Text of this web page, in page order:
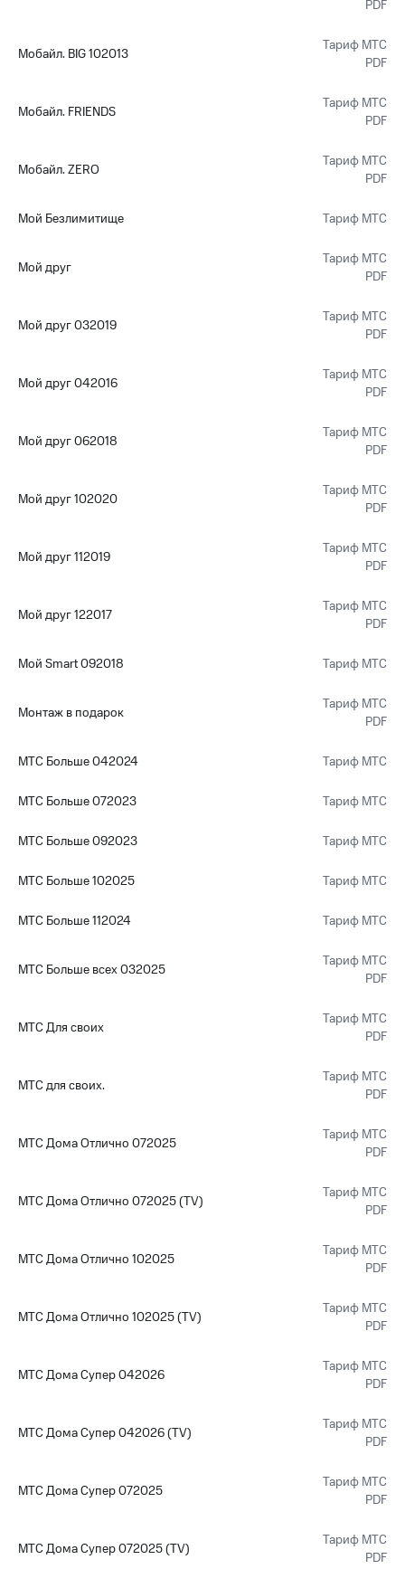
PDF
Мобайл. BIG 102013
Тариф МТС
PDF
Мобайл. FRIENDS
Тариф МТС
PDF
Мобайл. ZERO
Тариф МТС
PDF
Мой Безлимитище Тариф МТС
Мой друг
Тариф МТС
PDF
Мой друг 032019
Тариф МТС
PDF
Мой друг 042016
Тариф МТС
PDF
Мой друг 062018
Тариф МТС
PDF
Мой друг 102020
Тариф МТС
PDF
Мой друг 112019
Тариф МТС
PDF
Мой друг 122017
Тариф МТС
PDF
Мой Smart 092018 Тариф МТС
Монтаж в подарок
Тариф МТС
PDF
МТС Больше 042024 Тариф МТС
МТС Больше 072023 Тариф МТС
МТС Больше 092023 Тариф МТС
МТС Больше 102025 Тариф МТС
МТС Больше 112024 Тариф МТС
МТС Больше всех 032025
Тариф МТС
PDF
МТС Для своих
Тариф МТС
PDF
МТС для своих.
Тариф МТС
PDF
МТС Дома Отлично 072025
Тариф МТС
PDF
МТС Дома Отлично 072025 (TV)
Тариф МТС
PDF
МТС Дома Отлично 102025
Тариф МТС
PDF
МТС Дома Отлично 102025 (TV)
Тариф МТС
PDF
МТС Дома Супер 042026
Тариф МТС
PDF
МТС Дома Супер 042026 (TV)
Тариф МТС
PDF
МТС Дома Супер 072025
Тариф МТС
PDF
МТС Дома Супер 072025 (TV)
Тариф МТС
PDF